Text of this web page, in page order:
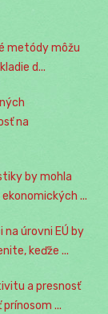
metódy môžu
d...
na
by mohla
...
úrovni EÚ by
keďže ...
a presnosť
...